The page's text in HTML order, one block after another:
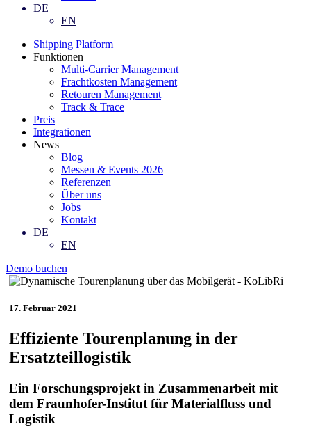
DE
EN
Shipping Platform
Funktionen
Multi-Carrier Management
Frachtkosten Management
Retouren Management
Track & Trace
Preis
Integrationen
News
Blog
Messen & Events 2026
Referenzen
Über uns
Jobs
Kontakt
DE
EN
Demo buchen
17. Februar 2021
Effiziente Tourenplanung in der
Ersatzteillogistik
Ein Forschungsprojekt in Zusammenarbeit mit
dem Fraunhofer-Institut für Materialfluss und
Logistik